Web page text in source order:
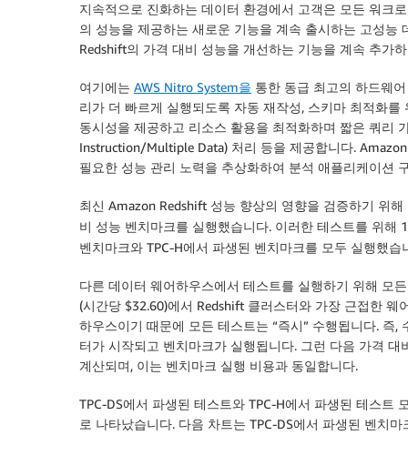
지속적으로 진화하는 데이터 환경에서 고객은 모든 워크
의 성능을 제공하는 새로운 기능을 계속 출시하는 고성
Redshift의 가격 대비 성능을 개선하는 기능을 계속 추가
여기에는 AWS Nitro System을 통한 동급 최고의 하드웨
리가 더 빠르게 실행되도록 자동 재작성, 스키마 최적화
동시성을 제공하고 리소스 활용을 최적화하며 짧은 쿼리
Instruction/Multiple Data) 처리 등을 제공합니다.
필요한 성능 관리 노력을 추상화하여 분석 애플리케이션
최신 Amazon Redshift 성능 향상의 영향을 검증하기 위
비 성능 벤치마크를 실행했습니다. 이러한 테스트를 위해
벤치마크와 TPC-H에서 파생된 벤치마크를 모두 실행했습
다른 데이터 웨어하우스에서 테스트를 실행하기 위해 모
(시간당 $32.60)에서 Redshift 클러스터와 가장 근접한
하우스이기 때문에 모든 테스트는 “즉시” 수행됩니다. 즉
터가 시작되고 벤치마크가 실행됩니다. 그런 다음 가격
계산되며, 이는 벤치마크 실행 비용과 동일합니다.
TPC-DS에서 파생된 테스트와 TPC-H에서 파생된 테스
로 나타났습니다. 다음 차트는 TPC-DS에서 파생된 벤치